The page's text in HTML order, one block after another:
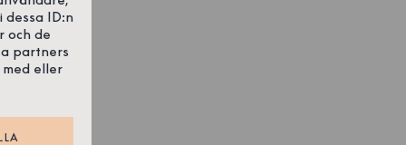
dessa ID:n
och de
partners
eller